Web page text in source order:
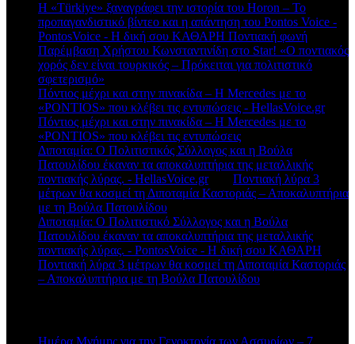
Η «Türkiye» ξαναγράφει την ιστορία του Horon – Το
προπαγανδιστικό βίντεο και η απάντηση του Pontos Voice -
PontosVoice - H δική σου ΚΑΘΑΡΗ Ποντιακή φωνή
Παρέμβαση Χρήστου Κωνσταντινίδη στο Star! «Ο ποντιακός
χορός δεν είναι τουρκικός – Πρόκειται για πολιτιστικό
σφετερισμό»
Πόντιος μέχρι και στην πινακίδα – Η Mercedes με το
«PONTIOS» που κλέβει τις εντυπώσεις - HellasVoice.grστο
Πόντιος μέχρι και στην πινακίδα – Η Mercedes με το
«PONTIOS» που κλέβει τις εντυπώσεις
Διποταμία: Ο Πολιτιστικός Σύλλογος και η Βούλα
Πατουλίδου έκαναν τα αποκαλυπτήρια της μεταλλικής
ποντιακής λύρας. - HellasVoice.grστο Ποντιακή λύρα 3
μέτρων θα κοσμεί τη Διποταμία Καστοριάς – Αποκαλυπτήρια
με τη Βούλα Πατουλίδου
Διποταμία: Ο Πολιτιστικό Σύλλογος και η Βούλα
Πατουλίδου έκαναν τα αποκαλυπτήρια της μεταλλικής
ποντιακής λύρας. - PontosVoice - H δική σου ΚΑΘΑΡΗ
Ποντιακή λύρα 3 μέτρων θα κοσμεί τη Διποταμία Καστοριάς
– Αποκαλυπτήρια με τη Βούλα Πατουλίδου
Ημέρα Μνήμης για την Γενοκτονία των Ασσυρίων – 7